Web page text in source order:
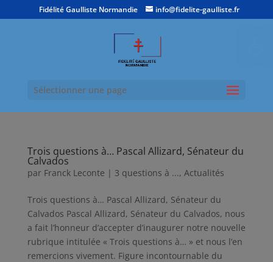
Fidélité Gaulliste Normandie info@fidelite-gaulliste.fr
Sélectionner une page
Trois questions à… Pascal Allizard, Sénateur du
Calvados
par Franck Leconte | 3 questions à ..., Actualités
Trois questions à… Pascal Allizard, Sénateur du
Calvados Pascal Allizard, Sénateur du Calvados, nous
a fait l’honneur d’accepter d’inaugurer notre nouvelle
rubrique intitulée « Trois questions à… » et nous l’en
remercions vivement. Figure incontournable du